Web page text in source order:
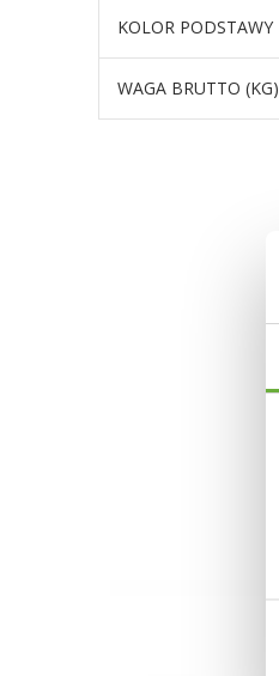
KOLOR PODSTAWY
WAGA BRUTTO (KG)